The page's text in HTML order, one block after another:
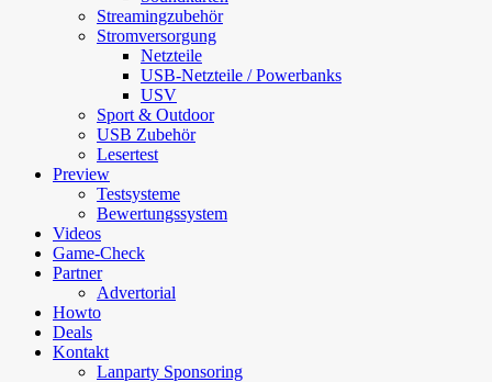
Streamingzubehör
Stromversorgung
Netzteile
USB-Netzteile / Powerbanks
USV
Sport & Outdoor
USB Zubehör
Lesertest
Preview
Testsysteme
Bewertungssystem
Videos
Game-Check
Partner
Advertorial
Howto
Deals
Kontakt
Lanparty Sponsoring